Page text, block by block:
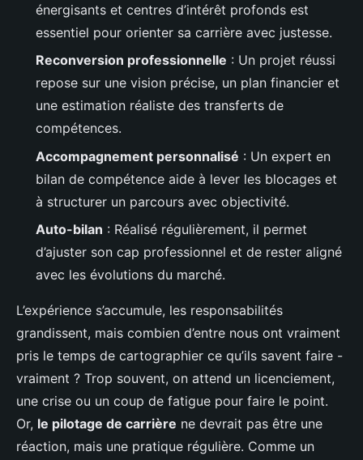
énergisants et centres d’intérêt profonds est
essentiel pour orienter sa carrière avec justesse.
Reconversion professionnelle : Un projet réussi
repose sur une vision précise, un plan financier et
une estimation réaliste des transferts de
compétences.
Accompagnement personnalisé : Un expert en
bilan de compétence aide à lever les blocages et
à structurer un parcours avec objectivité.
Auto-bilan : Réalisé régulièrement, il permet
d’ajuster son cap professionnel et de rester aligné
avec les évolutions du marché.
L’expérience s’accumule, les responsabilités
grandissent, mais combien d’entre nous ont vraiment
pris le temps de cartographier ce qu’ils savent faire -
vraiment ? Trop souvent, on attend un licenciement,
une crise ou un coup de fatigue pour faire le point.
Or, le pilotage de carrière ne devrait pas être une
réaction, mais une pratique régulière. Comme un